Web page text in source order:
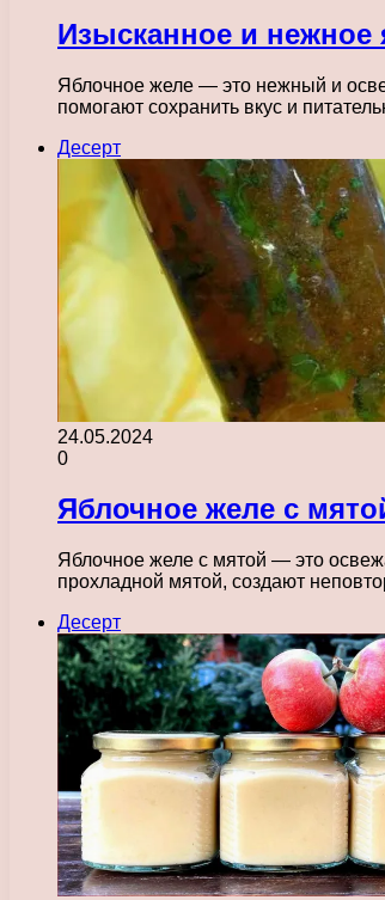
Изысканное и нежное
Яблочное желе — это нежный и
помогают сохранить вкус и
Десерт
24.05.2024
0
Яблочное желе с
Яблочное желе с мятой — это
прохладной мятой, создают
Десерт